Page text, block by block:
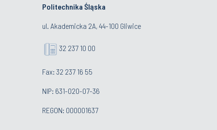
Politechnika Śląska
ul. Akademicka 2A, 44-100 Gliwice
32 237 10 00
Fax: 32 237 16 55
NIP: 631-020-07-36
REGON: 000001637